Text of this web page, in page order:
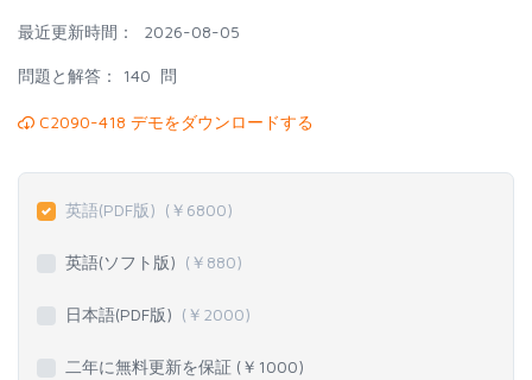
最近更新時間： 2026-08-05
問題と解答： 140 問
C2090-418 デモをダウンロードする
英語(PDF版) (￥ 6800)
英語(ソフト版) (￥ 880)
日本語(PDF版) (￥ 2000)
二年に無料更新を保証 (￥ 1000)